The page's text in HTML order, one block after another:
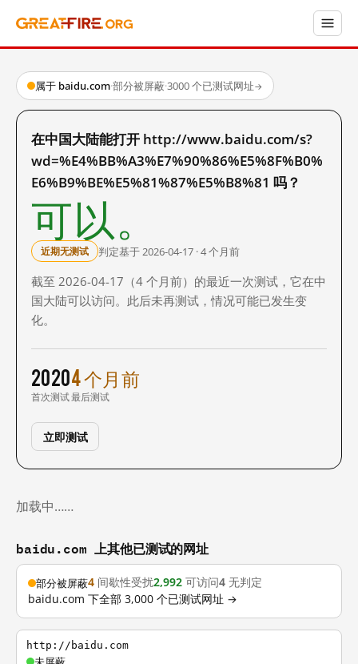
属于 baidu.com·部分被屏蔽·3000 个已测试网址→
在中国大陆能打开 http://www.baidu.com/s?
wd=%E4%BB%A3%E7%90%86%E5%8F%B0%
E6%B9%BE%E5%81%87%E5%B8%81 吗？
可以。
近期无测试 判定基于 2026-04-17 · 4 个月前
截至 2026-04-17（4 个月前）的最近一次测试，它在中
国大陆可以访问。此后未再测试，情况可能已发生变
化。
2020
首次测试
4 个月前
最后测试
立即测试
加载中……
baidu.com 上其他已测试的网址
部分被屏蔽4 间歇性受扰2,992 可访问4 无判定
baidu.com 下全部 3,000 个已测试网址 →
http://baidu.com